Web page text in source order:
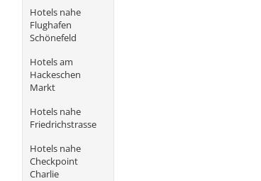
Hotels nahe
Flughafen
Schönefeld
Hotels am
Hackeschen
Markt
Hotels nahe
Friedrichstrasse
Hotels nahe
Checkpoint
Charlie